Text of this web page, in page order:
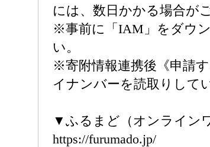
には、数日かかる場合が
※事前に「IAM」をダウ
い。
※寄附情報連携後《申請
イナンバーを読取りして
▼ふるまど（オンライン
https://furumado.jp/